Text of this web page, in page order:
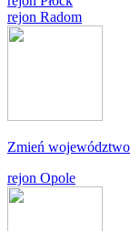
rejon Radom
Zmień województwo
rejon Opole